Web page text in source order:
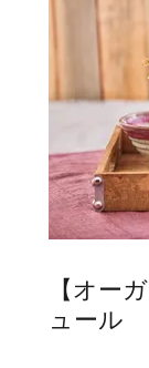
【オー
ュール